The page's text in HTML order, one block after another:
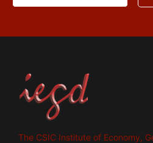
The CSIC Institute of Economy,